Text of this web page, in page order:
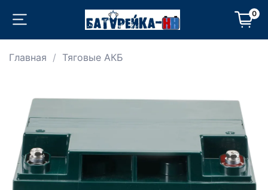
0
Главная Тяговые АКБ